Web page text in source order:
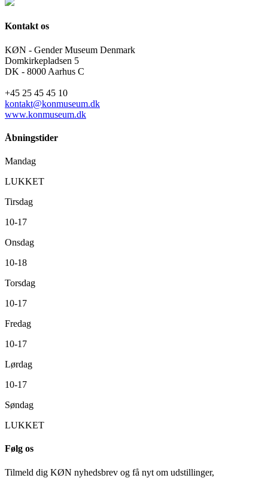
Kontakt os
KØN - Gender Museum Denmark
Domkirkepladsen 5
DK - 8000 Aarhus C
+45 25 45 45 10
kontakt@konmuseum.dk
www.konmuseum.dk
Åbningstider
Mandag
LUKKET
Tirsdag
10-17
Onsdag
10-18
Torsdag
10-17
Fredag
10-17
Lørdag
10-17
Søndag
LUKKET
Følg os
Tilmeld dig KØN nyhedsbrev og få nyt om udstillinger,